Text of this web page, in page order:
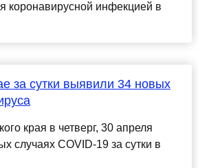
коронавирусной инфекцией в
за сутки выявили 34 новых
края в четверг, 30 апреля
случаях COVID-19 за сутки в